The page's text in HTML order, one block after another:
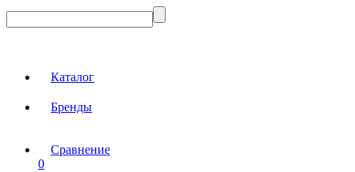
Каталог
Бренды
Сравнение
0